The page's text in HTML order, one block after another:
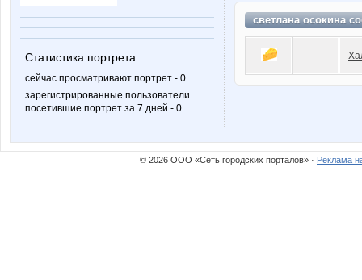
Статистика портрета:
сейчас просматривают портрет - 0
зарегистрированные пользователи
посетившие портрет за 7 дней - 0
светлана осокина
© 2026 ООО «Сеть городских порталов» · Реклама